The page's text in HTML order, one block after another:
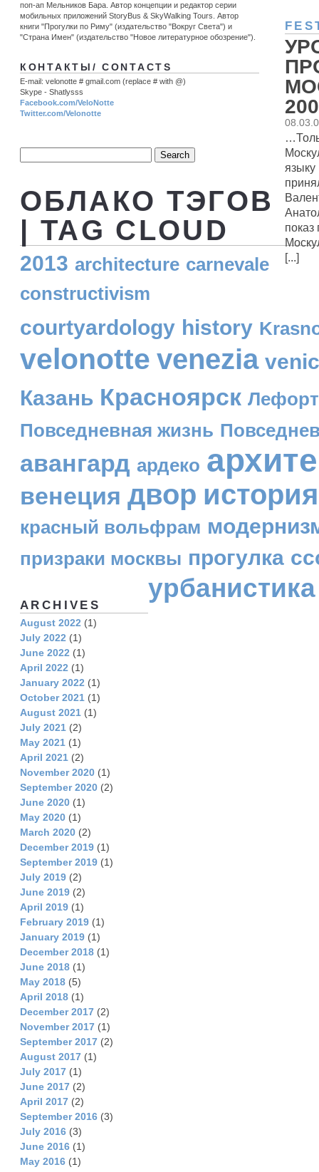
[...]
поп-ап Мельников Бара. Автор концепции и редактор серии
мобильных приложений StoryBus & SkyWalking Tours. Автор
книги "Прогулки по Риму" (издательство "Вокруг Света") и
"Страна Имен" (издательство "Новое литературное обозрение").
КОНТАКТЫ/ CONTACTS
E-mail: velonotte # gmail.com (replace # with @)
Skype - Shatlysss
Facebook.com/VeloNotte
Twitter.com/Velonotte
ОБЛАКО ТЭГОВ
| TAG CLOUD
2013 architecture carnevale
constructivism
courtyardology history
velonotte venezia
Казань Красноярск
Повседневная жизнь
авангард ардеко
венеция двор история
красный вольфрам
призраки москвы прогулка
урбанистика
ARCHIVES
August 2022 (1)
July 2022 (1)
June 2022 (1)
April 2022 (1)
January 2022 (1)
October 2021 (1)
August 2021 (1)
July 2021 (2)
May 2021 (1)
April 2021 (2)
November 2020 (1)
September 2020 (2)
June 2020 (1)
May 2020 (1)
March 2020 (2)
December 2019 (1)
September 2019 (1)
July 2019 (2)
June 2019 (2)
April 2019 (1)
February 2019 (1)
January 2019 (1)
December 2018 (1)
June 2018 (1)
May 2018 (5)
April 2018 (1)
December 2017 (2)
November 2017 (1)
September 2017 (2)
August 2017 (1)
July 2017 (1)
June 2017 (2)
April 2017 (2)
September 2016 (3)
July 2016 (3)
June 2016 (1)
May 2016 (1)